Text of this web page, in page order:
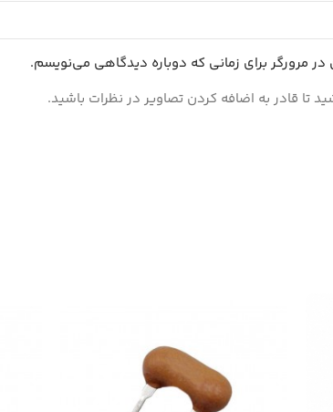
در مرورگر برای زمانی که دوباره دیدگاهی می‌نویسم.
تا قادر به اضافه کردن تصاویر در نظرات باشید.